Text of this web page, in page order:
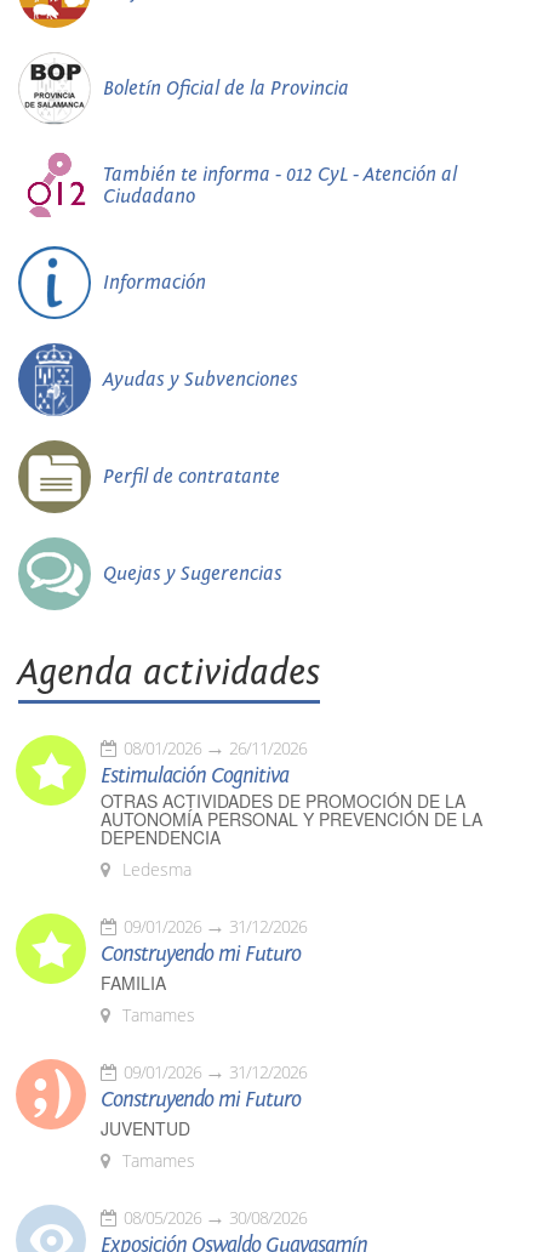
Boletín Oficial de la Provincia
También te informa - 012 CyL - Atención al
Ciudadano
Información
Ayudas y Subvenciones
Perfil de contratante
Quejas y Sugerencias
Agenda actividades
08/01/2026 26/11/2026
Estimulación Cognitiva
OTRAS ACTIVIDADES DE PROMOCIÓN DE LA
AUTONOMÍA PERSONAL Y PREVENCIÓN DE LA
DEPENDENCIA
Ledesma
09/01/2026 31/12/2026
Construyendo mi Futuro
FAMILIA
Tamames
09/01/2026 31/12/2026
Construyendo mi Futuro
JUVENTUD
Tamames
08/05/2026 30/08/2026
Exposición Oswaldo Guayasamín